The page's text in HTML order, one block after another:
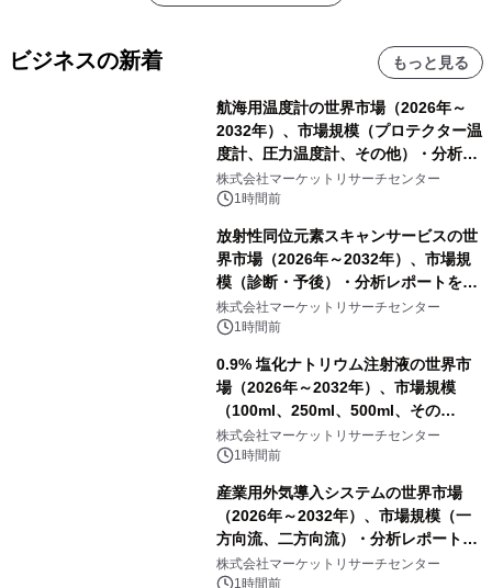
ビジネスの新着 もっと見る
航海用温度計の世界市場（2026年～
2032年）、市場規模（プロテクター温
度計、圧力温度計、その他）・分析レ
ポートを発表
株式会社マーケットリサーチセンター
1時間前
放射性同位元素スキャンサービスの世
界市場（2026年～2032年）、市場規
模（診断・予後）・分析レポートを発
表
株式会社マーケットリサーチセンター
1時間前
0.9% 塩化ナトリウム注射液の世界市
場（2026年～2032年）、市場規模
（100ml、250ml、500ml、その
他）・分析レポートを発表
株式会社マーケットリサーチセンター
1時間前
産業用外気導入システムの世界市場
（2026年～2032年）、市場規模（一
方向流、二方向流）・分析レポートを
発表
株式会社マーケットリサーチセンター
1時間前